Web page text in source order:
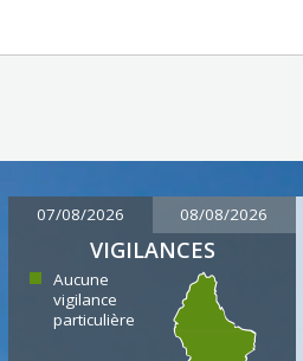
07/08/2026 08/08/2026
VIGILANCES
Aucune
vigilance
particulière